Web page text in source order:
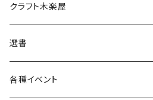
食料品
その他
書籍
ウェア
クラフト木楽屋
選書
各種イベント